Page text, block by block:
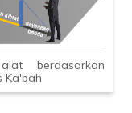
berdasarkan
Ka'bah